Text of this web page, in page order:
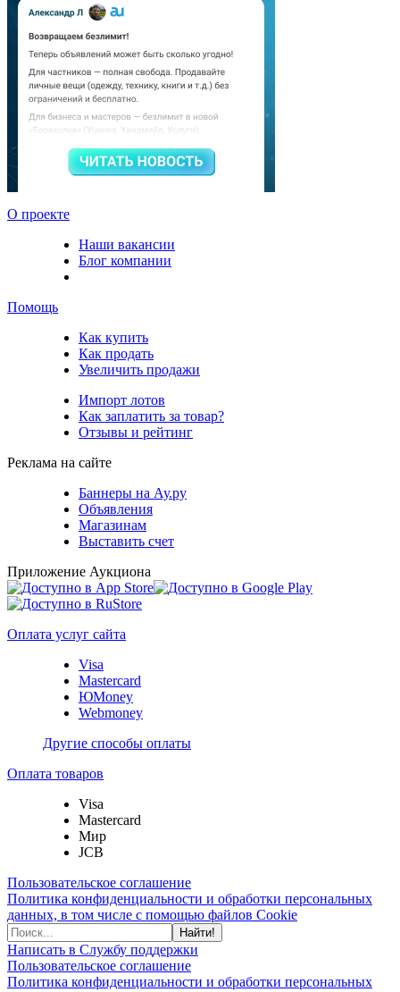
О проекте
Наши вакансии
Блог компании
Помощь
Как купить
Как продать
Увеличить продажи
Импорт лотов
Как заплатить за товар?
Отзывы и рейтинг
Реклама на сайте
Баннеры на Ау.ру
Объявления
Магазинам
Выставить счет
Приложение Аукциона
Оплата услуг сайта
Visa
Mastercard
ЮMoney
Webmoney
Другие способы оплаты
Оплата товаров
Visa
Mastercard
Мир
JCB
Пользовательское соглашение
Политика конфиденциальности и обработки персональных
данных, в том числе с помощью файлов Cookie
Найти!
Написать в Службу поддержки
Пользовательское соглашение
Политика конфиденциальности и обработки персональных